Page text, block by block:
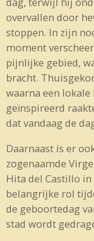
overvallen door
stoppen. In zijn
moment
pijnlijke gebied,
bracht.
waarna een
geïnspireerd
dat vandaag de
Daarnaast is er
zogenaamde
Hita del Castillo
belangrijke rol
de geboortedag
stad wordt